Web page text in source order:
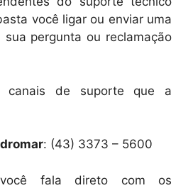
você ligar ou enviar uma
sua pergunta ou reclamação
canais de suporte que a
: (43) 3373 – 5600
fala direto com os